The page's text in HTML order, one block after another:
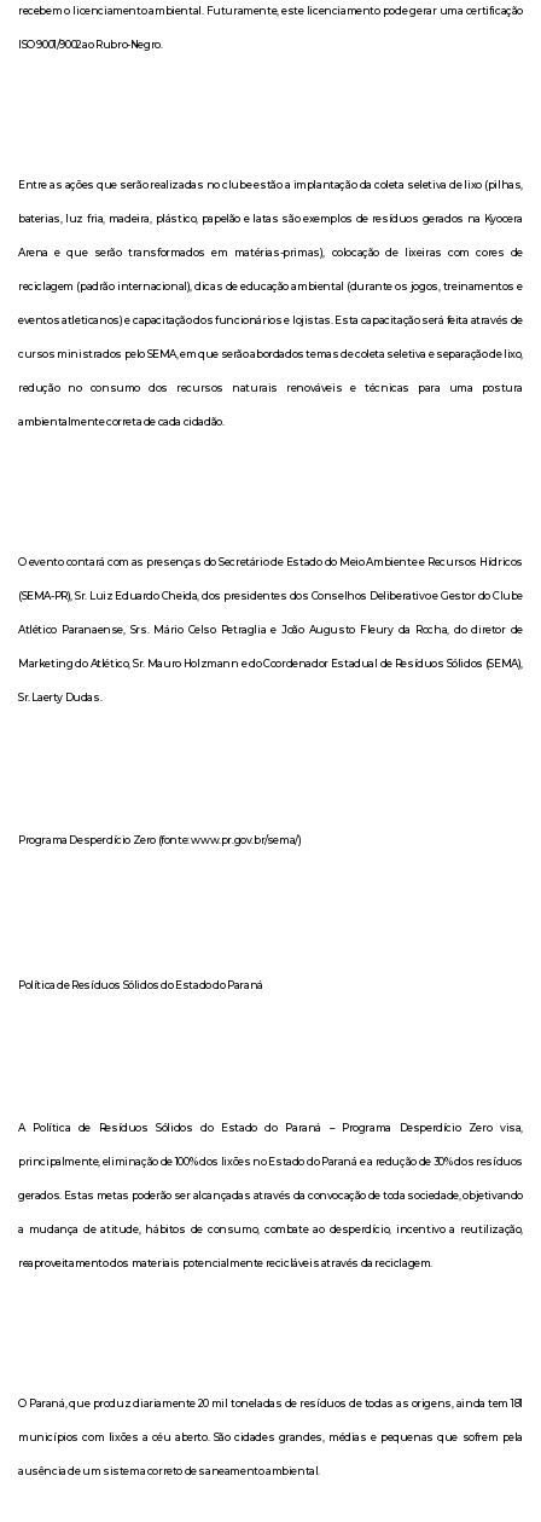
recebem o licenciamento ambiental. Futuramente, este licenciamento pode gerar uma certificação
ISO 9001/9002 ao Rubro-Negro.
Entre as ações que serão realizadas no clube estão a implantação da coleta seletiva de lixo (pilhas,
baterias, luz fria, madeira, plástico, papelão e latas são exemplos de resíduos gerados na Kyocera
Arena e que serão transformados em matérias-primas), colocação de lixeiras com cores de
reciclagem (padrão internacional), dicas de educação ambiental (durante os jogos, treinamentos e
eventos atleticanos) e capacitação dos funcionários e lojistas. Esta capacitação será feita através de
cursos ministrados pelo SEMA, em que serão abordados temas de coleta seletiva e separação de lixo,
redução no consumo dos recursos naturais renováveis e técnicas para uma postura
ambientalmente correta de cada cidadão.
O evento contará com as presenças do Secretário de Estado do Meio Ambiente e Recursos Hídricos
(SEMA-PR), Sr. Luiz Eduardo Cheida, dos presidentes dos Conselhos Deliberativo e Gestor do Clube
Atlético Paranaense, Srs. Mário Celso Petraglia e João Augusto Fleury da Rocha, do diretor de
Marketing do Atlético, Sr. Mauro Holzmann e do Coordenador Estadual de Resíduos Sólidos (SEMA),
Sr. Laerty Dudas.
Programa Desperdício Zero (fonte: www.pr.gov.br/sema/)
Política de Resíduos Sólidos do Estado do Paraná
A Política de Resíduos Sólidos do Estado do Paraná – Programa Desperdício Zero visa,
principalmente, eliminação de 100% dos lixões no Estado do Paraná e a redução de 30% dos resíduos
gerados. Estas metas poderão ser alcançadas através da convocação de toda sociedade, objetivando
a mudança de atitude, hábitos de consumo, combate ao desperdício, incentivo a reutilização,
reaproveitamento dos materiais potencialmente recicláveis através da reciclagem.
O Paraná, que produz diariamente 20 mil toneladas de resíduos de todas as origens, ainda tem 181
municípios com lixões a céu aberto. São cidades grandes, médias e pequenas que sofrem pela
ausência de um sistema correto de saneamento ambiental.